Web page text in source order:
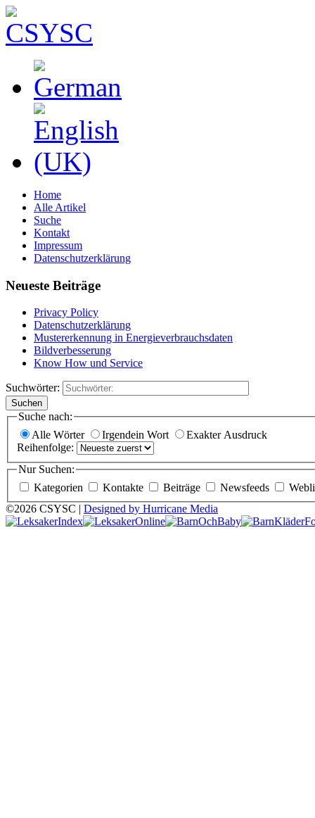
Home
Alle Artikel
Suche
Kontakt
Impressum
Datenschutzerklärung
Neueste Beiträge
Privacy Policy
Datenschutzerklärung
Mustererkennung in Energieverbrauchsdaten
Bildverbesserung
Know How und Service
Suchwörter:
Suchen
Suche nach:
Alle Wörter
Irgendein Wort
Exakter Ausdruck
Reihenfolge:
Nur Suchen:
Kategorien
Kontakte Beiträge Newsfeeds
©2026 CSYSC | Designed by Hurricane Media